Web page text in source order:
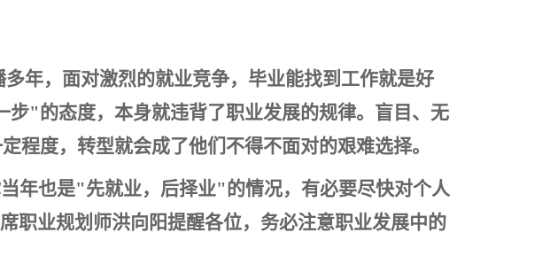
年，面对激烈的就业竞争，毕业能找到工作就是好
"的态度，本身就违背了职业发展的规律。盲目、无
程度，转型就会成了他们不得不面对的艰难选择。
年也是"先就业，后择业"的情况，有必要尽快对个人
职业规划师洪向阳提醒各位，务必注意职业发展中的